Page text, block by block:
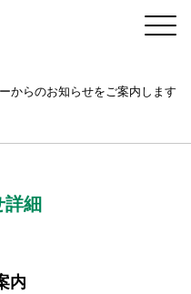
からのお知らせをご案内します
詳細
内